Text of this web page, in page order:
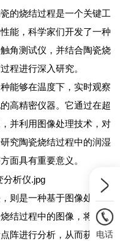
烧结过程是一个关键工
能，科学家们开发了一种
角测试仪，并结合陶瓷烧
程进行深入研究。
够在温度下，实时观察
高精密仪器。它通过在超
并利用图像处理技术，对
究陶瓷烧结过程中的润湿
面具有重要意义。
是一种基于图像处理和
结过程中的图像，将图像
阵进行分析，从而获取陶
电话